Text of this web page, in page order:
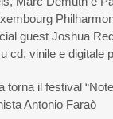
guest Joshua
cd, vinile e digitale
torna il festival
Antonio Faraò